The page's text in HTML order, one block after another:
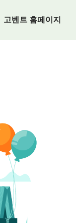
고벤트 홈페이지